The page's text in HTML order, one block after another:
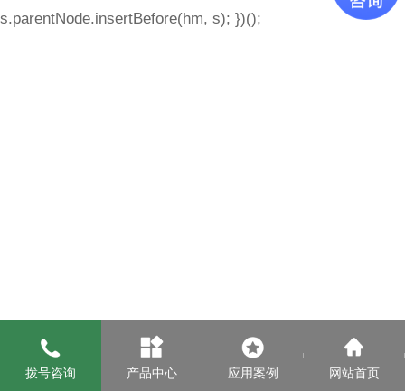
拨号咨询 产品中心 应用案例 网站首页
s.parentNode.insertBefore(hm, s); })();